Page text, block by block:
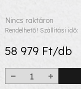
Nincs raktáron
Rendelhető! Szállítási
58 979 Ft/db